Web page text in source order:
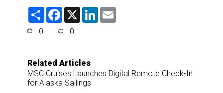
S
F
e
o
k
X
L
0 0
Related Articles
MSC Cruises Launches Digital Remote Check-In
for Alaska Sailings